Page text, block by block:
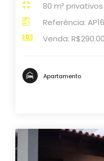
80 m² privativos
Referência:
Venda:
Apartamento